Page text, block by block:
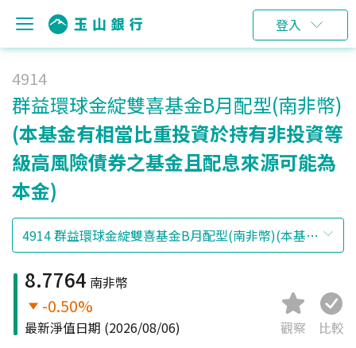
登入
4914
群益環球金綻雙喜基金B月配型(南非幣)
(本基金有相當比重投資於持有非投資等
級高風險債券之基金且配息來源可能為
本金)
8.7764 南非幣
-0.50%
最新淨值日期 (2026/08/06) 觀察 比較